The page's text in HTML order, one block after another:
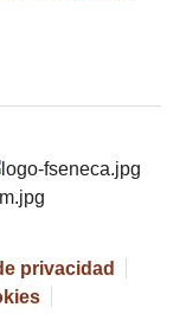
privacidad